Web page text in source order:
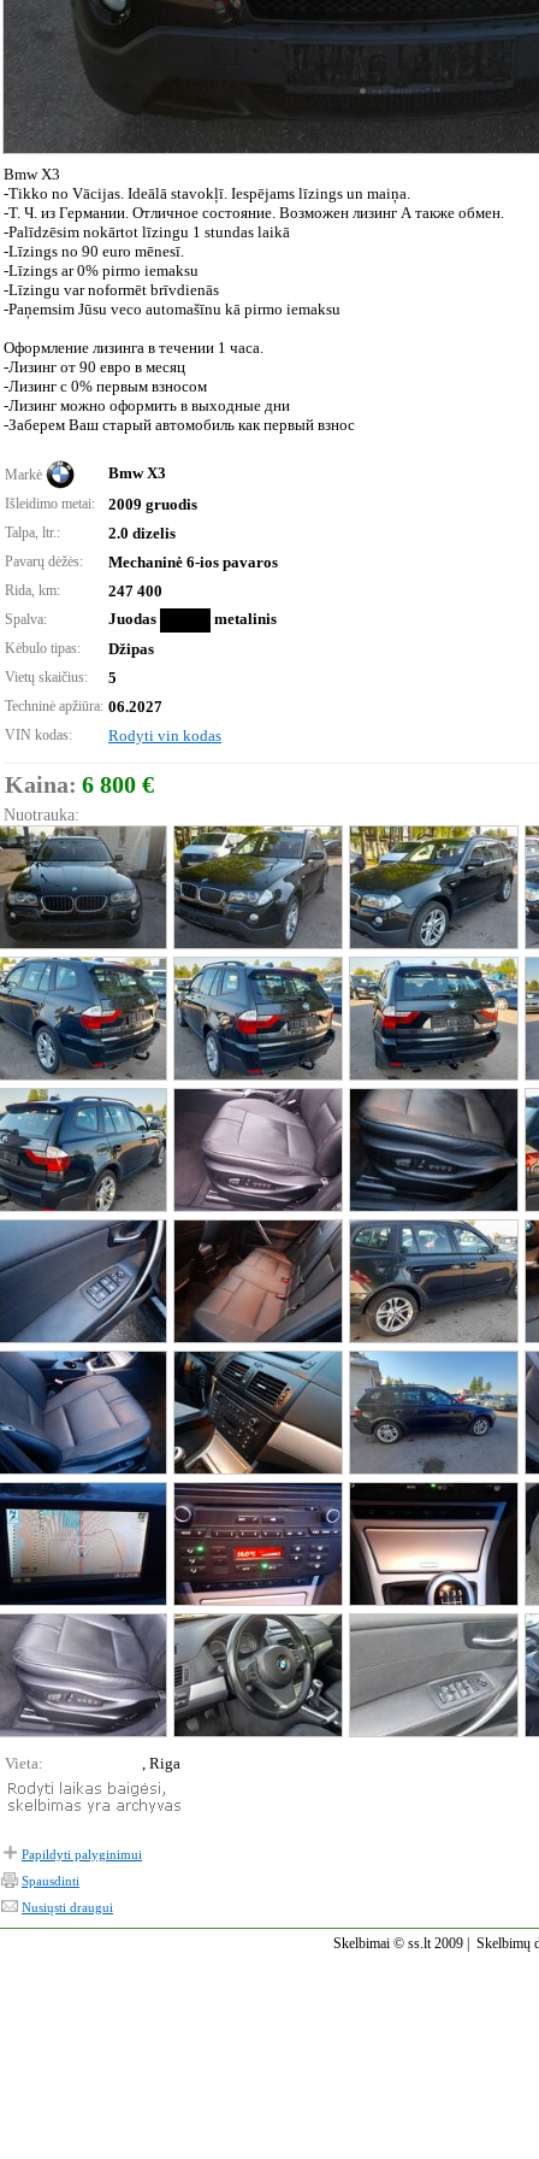
Bmw X3
-Tikko no Vācijas. Ideālā stavokļī. Iespējams līzings un maiņa.
-Т. Ч. из Германии. Отличное состояние. Возможен лизинг А также обмен.
-Palīdzēsim nokārtot līzingu 1 stundas laikā
-Līzings no 90 euro mēnesī.
-Līzings ar 0% pirmo iemaksu
-Līzingu var noformēt brīvdienās
-Paņemsim Jūsu veco automašīnu kā pirmo iemaksu
Оформление лизинга в течении 1 часа.
-Лизинг от 90 евро в месяц
-Лизинг с 0% первым взносом
-Лизинг можно оформить в выходные дни
-Заберем Ваш старый автомобиль как первый взнос
Markė Bmw X3
Išleidimo metai: 2009 gruodis
Talpa, ltr.: 2.0 dizelis
Pavarų dėžės: Mechaninė 6-ios pavaros
Rida, km: 247 400
Spalva: Juodas metalinis
Kėbulo tipas: Džipas
Vietų skaičius: 5
Techninė apžiūra: 06.2027
VIN kodas: Rodyti vin kodas
Kaina: 6 800 €
Nuotrauka:
Vieta: , Riga
Papildyti palyginimui
Spausdinti
Nusiųsti draugui
Skelbimai © ss.lt 2009 | Skelbimų